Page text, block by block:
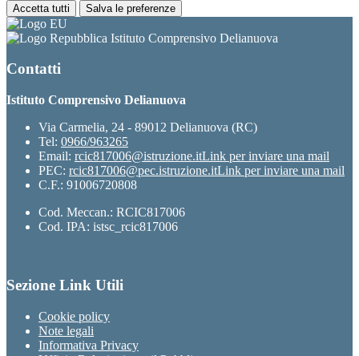
Accetta tutti Salva le preferenze
Istituto Comprensivo Delianuova
Contatti
Istituto Comprensivo Delianuova
Via Carmelia, 24 - 89012 Delianuova (RC)
Tel: 0966/963265
Email: rcic817006@istruzione.itLink per inviare una mail
PEC: rcic817006@pec.istruzione.itLink per inviare una mail
C.F.: 91006720808
Cod. Meccan.: RCIC817006
Cod. IPA: istsc_rcic817006
Sezione Link Utili
Cookie policy
Note legali
Informativa Privacy